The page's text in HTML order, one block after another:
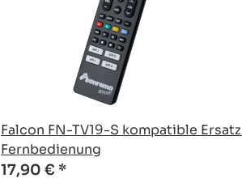
Falcon FN-TV19-S kompatible Ersatz
Fernbedienung
17,90 € *